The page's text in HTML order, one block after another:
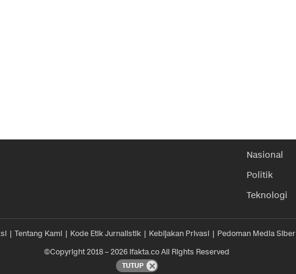
Nasional
Politik
Teknologi
Tentang Kami Kode Etik Jurnalistik Kebijakan Privasi
Pedoman Media Siber
©Copyright 2018 – 2026 ifakta.co All Rights Reserved
TUTUP